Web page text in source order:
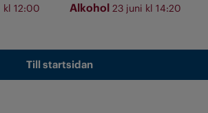
kl 12:00 Alkohol 23 juni kl 14:20
Till startsidan